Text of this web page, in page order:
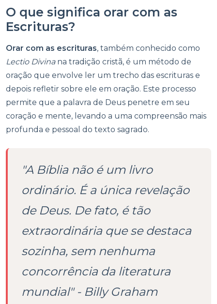
O que significa orar com as
Escrituras?
Orar com as escrituras, também conhecido como
Lectio Divinana tradição cristã, é um método de
oração que envolve ler um trecho das escrituras e
depois refletir sobre ele em oração. Este processo
permite que a palavra de Deus penetre em seu
coração e mente, levando a uma compreensão mais
profunda e pessoal do texto sagrado.
"A Bíblia não é um livro
ordinário. É a única revelação
de Deus. De fato, é tão
extraordinária que se destaca
sozinha, sem nenhuma
concorrência da literatura
mundial" - Billy Graham